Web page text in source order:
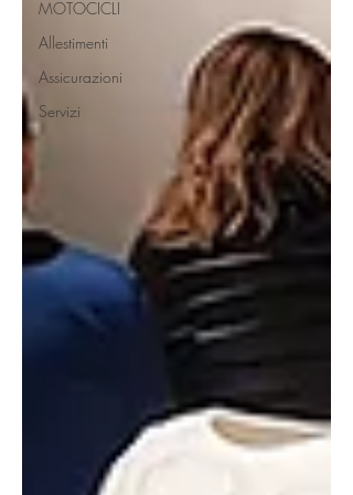
MOTOCICLI
Allestimenti
Assicurazioni
Servizi